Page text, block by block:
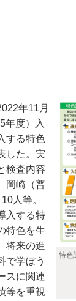
特色
年11月
年度）入
する特色
した。実
検査内容
岡崎（普
人等。
入する特
特色を生
将来の進
で学ぼう
スに関連
等を重視